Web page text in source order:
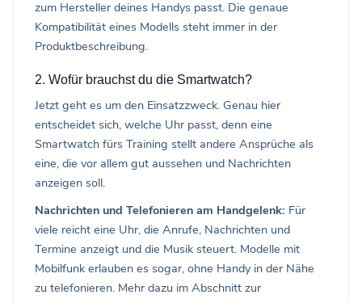
zum Hersteller deines Handys passt. Die genaue
Kompatibilität eines Modells steht immer in der
Produktbeschreibung.
2. Wofür brauchst du die Smartwatch?
Jetzt geht es um den Einsatzzweck. Genau hier
entscheidet sich, welche Uhr passt, denn eine
Smartwatch fürs Training stellt andere Ansprüche als
eine, die vor allem gut aussehen und Nachrichten
anzeigen soll.
Nachrichten und Telefonieren am Handgelenk: Für
viele reicht eine Uhr, die Anrufe, Nachrichten und
Termine anzeigt und die Musik steuert. Modelle mit
Mobilfunk erlauben es sogar, ohne Handy in der Nähe
zu telefonieren. Mehr dazu im Abschnitt zur